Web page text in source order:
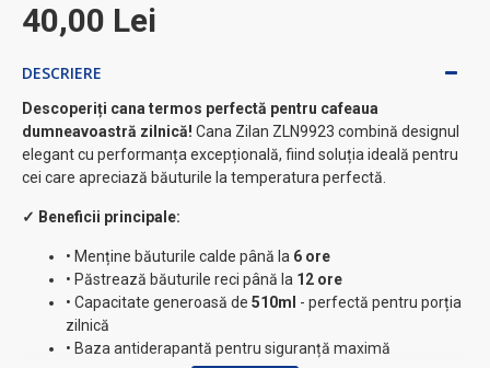
40,00 Lei
DESCRIERE
Descoperiți cana termos perfectă pentru cafeaua
dumneavoastră zilnică! Cana Zilan ZLN9923 combină designul
elegant cu performanța excepțională, fiind soluția ideală pentru
cei care apreciază băuturile la temperatura perfectă.
✓ Beneficii principale:
• Menține băuturile calde până la 6 ore
• Păstrează băuturile reci până la 12 ore
• Capacitate generoasă de 510ml - perfectă pentru porția
zilnică
• Baza antiderapantă pentru siguranță maximă